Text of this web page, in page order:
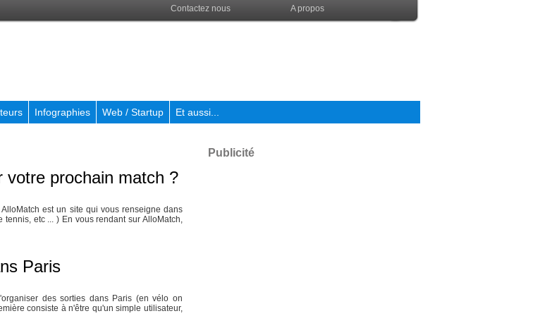
Contactez nous A propos
Infographies Web / Startup Et aussi...
votre prochain match ?
est un site qui vous renseigne dans
etc ... ) En vous rendant sur AlloMatch,
Paris
des sorties dans Paris (en vélo on
consiste à n'être qu'un simple utilisateur,
Publicité